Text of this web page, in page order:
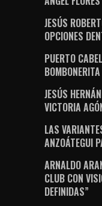
JESÚS
OPCIONES
PUERTO
JESÚS
VICTORIA
LAS
ANZOÁTEGUI
ARNALDO
CLUB CON
DEFINIDAS”